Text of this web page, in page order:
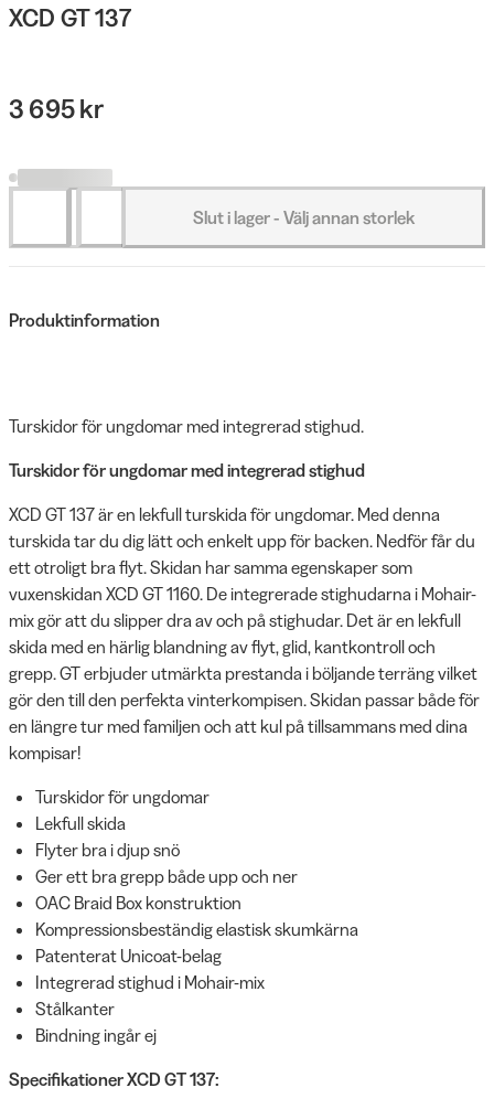
XCD GT 137
3 695 kr
Slut i lager - Välj annan storlek
Produktinformation
Turskidor för ungdomar med integrerad stighud.
Turskidor för ungdomar med integrerad stighud
XCD GT 137 är en lekfull turskida för ungdomar. Med denna
turskida tar du dig lätt och enkelt upp för backen. Nedför får du
ett otroligt bra flyt. Skidan har samma egenskaper som
vuxenskidan XCD GT 1160. De integrerade stighudarna i Mohair-
mix gör att du slipper dra av och på stighudar. Det är en lekfull
skida med en härlig blandning av flyt, glid, kantkontroll och
grepp. GT erbjuder utmärkta prestanda i böljande terräng vilket
gör den till den perfekta vinterkompisen. Skidan passar både för
en längre tur med familjen och att kul på tillsammans med dina
kompisar!
Turskidor för ungdomar
Lekfull skida
Flyter bra i djup snö
Ger ett bra grepp både upp och ner
OAC Braid Box konstruktion
Kompressionsbeständig elastisk skumkärna
Patenterat Unicoat-belag
Integrerad stighud i Mohair-mix
Stålkanter
Bindning ingår ej
Specifikationer XCD GT 137: